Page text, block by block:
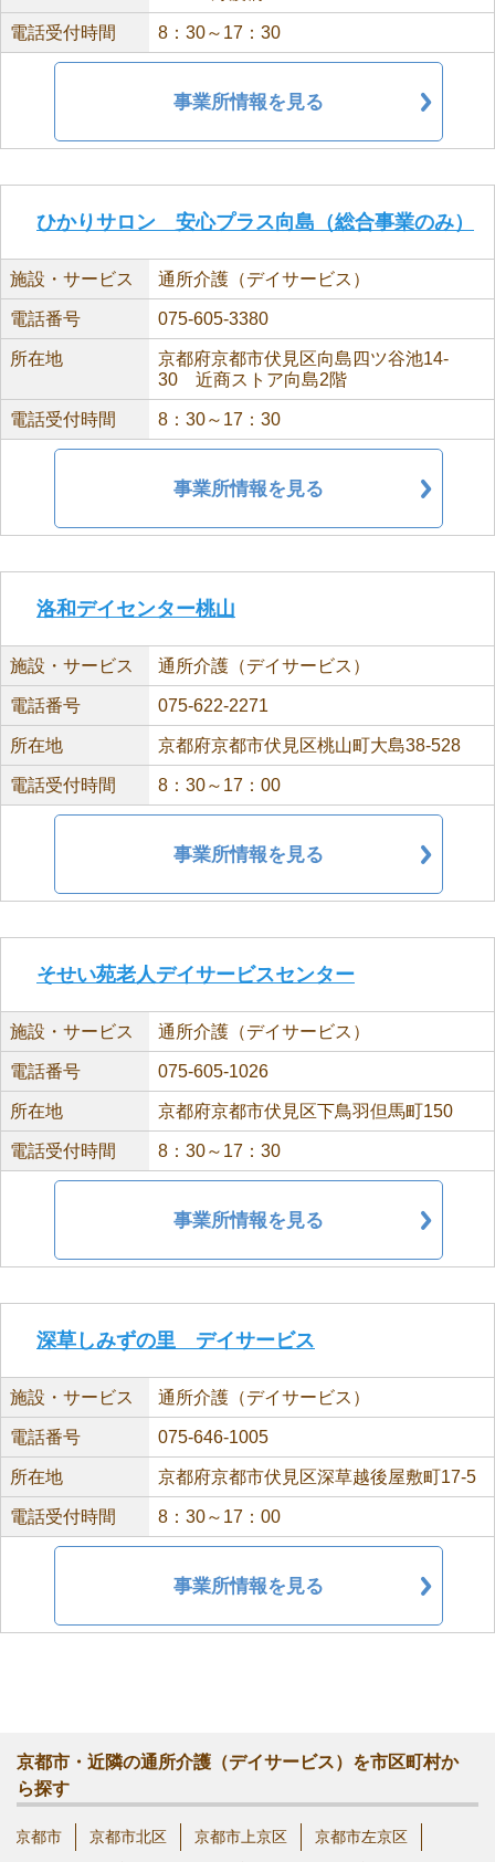
電話受付時間 8：30～17：30
事業所情報を見る
ひかりサロン 安心プラス向島（総合事業のみ）
施設・サービス 通所介護（デイサービス）
電話番号 075-605-3380
所在地
京都府京都市伏見区向島四ツ谷池14-
30 近商ストア向島2階
電話受付時間 8：30～17：30
事業所情報を見る
洛和デイセンター桃山
施設・サービス 通所介護（デイサービス）
電話番号 075-622-2271
所在地 京都府京都市伏見区桃山町大島38-528
電話受付時間 8：30～17：00
事業所情報を見る
そせい苑老人デイサービスセンター
施設・サービス 通所介護（デイサービス）
電話番号 075-605-1026
所在地 京都府京都市伏見区下鳥羽但馬町150
電話受付時間 8：30～17：30
事業所情報を見る
深草しみずの里 デイサービス
施設・サービス 通所介護（デイサービス）
電話番号 075-646-1005
所在地 京都府京都市伏見区深草越後屋敷町17-5
電話受付時間 8：30～17：00
事業所情報を見る
京都市・近隣の通所介護（デイサービス）を市区町村か
ら探す
京都市 京都市北区 京都市上京区 京都市左京区